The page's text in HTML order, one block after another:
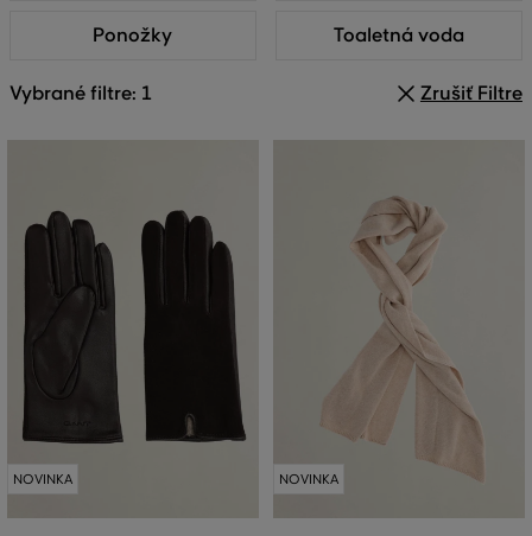
Ponožky Toaletná voda
Vybrané filtre: 1 Zrušiť Filtre
NOVINKA NOVINKA